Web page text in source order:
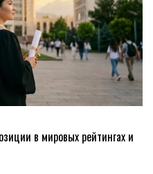
в мировых рейтингах и